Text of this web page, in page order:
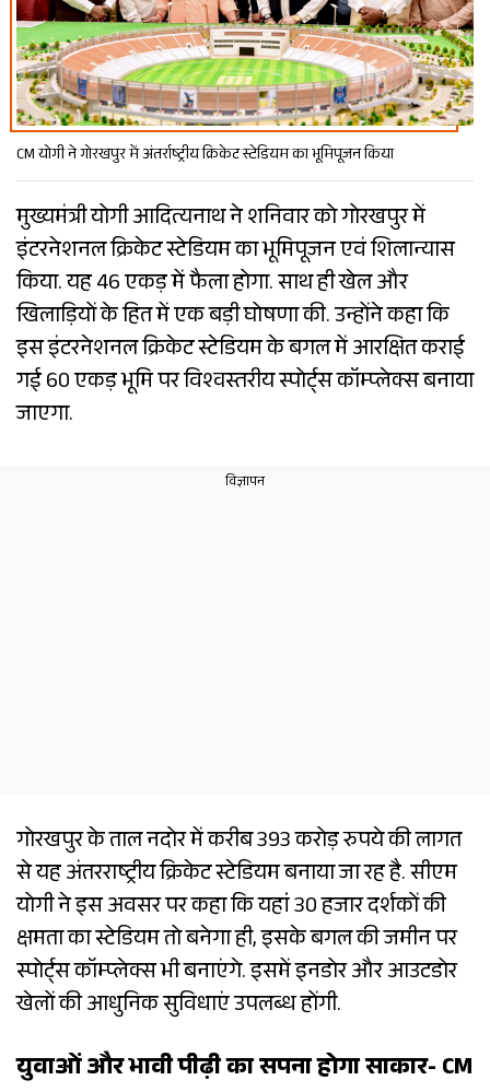
CM योगी ने गोरखपुर में अंतर्राष्ट्रीय क्रिकेट स्टेडियम का भूमिपूजन किया
मुख्यमंत्री योगी आदित्यनाथ ने शनिवार को गोरखपुर में
इंटरनेशनल क्रिकेट स्टेडियम का भूमिपूजन एवं शिलान्यास
किया. यह 46 एकड़ में फैला होगा. साथ ही खेल और
खिलाड़ियों के हित में एक बड़ी घोषणा की. उन्होंने कहा कि
इस इंटरनेशनल क्रिकेट स्टेडियम के बगल में आरक्षित कराई
गई 60 एकड़ भूमि पर विश्वस्तरीय स्पोर्ट्स कॉम्प्लेक्स बनाया
जाएगा.
गोरखपुर के ताल नदोर में करीब 393 करोड़ रुपये की लागत
से यह अंतरराष्ट्रीय क्रिकेट स्टेडियम बनाया जा रह है. सीएम
योगी ने इस अवसर पर कहा कि यहां 30 हजार दर्शकों की
क्षमता का स्टेडियम तो बनेगा ही, इसके बगल की जमीन पर
स्पोर्ट्स कॉम्प्लेक्स भी बनाएंगे. इसमें इनडोर और आउटडोर
खेलों की आधुनिक सुविधाएं उपलब्ध होंगी.
युवाओं और भावी पीढ़ी का सपना होगा साकार- CM